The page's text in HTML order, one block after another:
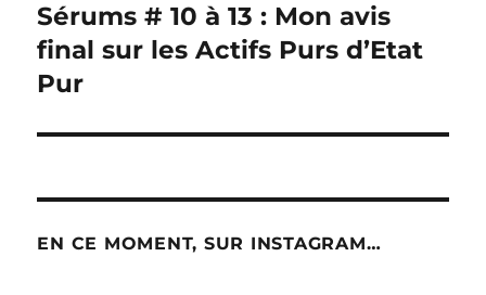
Publication
suivante :
Sérums # 10 à 13 : Mon avis
final sur les Actifs Purs d’Etat
Pur
EN CE MOMENT, SUR INSTAGRAM…